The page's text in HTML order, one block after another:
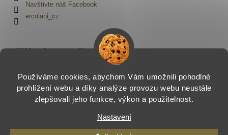
Používáme cookies, abychom Vám umožnili pohodlné
prohlížení webu a díky analýze provozu webu neustále
zlepšovali jeho funkce, výkon a použitelnost.
Nastavení
Navštivte náš Facebook
ercolani_cz
Přijímáme online platby
Vytvořil Shoptet